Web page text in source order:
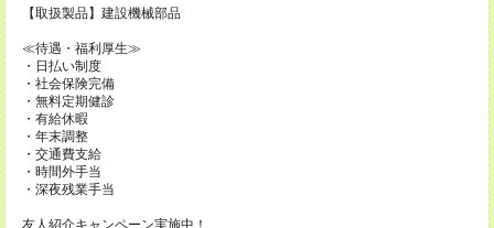
【取扱製品】建設機械部品
≪待遇・福利厚生≫
・日払い制度
・社会保険完備
・無料定期健診
・有給休暇
・年末調整
・交通費支給
・時間外手当
・深夜残業手当
友人紹介キャンペーン実施中！